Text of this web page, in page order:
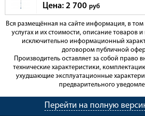
Цена: 2 700 руб
Вся размещённая на сайте информация, в
услугах и их стоимости, описание товаров
исключительно информационный
договором публичной
Производитель оставляет за собой право
технические характеристики,
ухудшающие эксплуатационные
предварительного
Перейти на полную